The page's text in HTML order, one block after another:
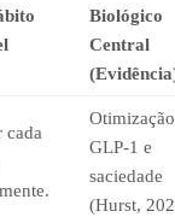
Biológico
Central
cada
GLP-1 e
saciedade
(Hurst,